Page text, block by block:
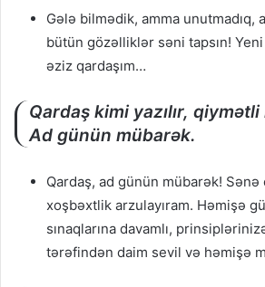
Gələ bilmədik, amma unutmadıq,
bütün gözəlliklər səni tapsın! Yeni
əziz qardaşım…
Qardaş kimi yazılır,
Ad günün mübarək.
Qardaş, ad günün mübarək! Sənə
xoşbəxtlik arzulayıram. Həmişə
sınaqlarına davamlı,
tərəfindən daim sevil və həmişə